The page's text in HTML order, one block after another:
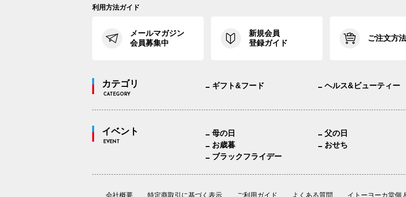
利用方法ガイド
メールマガジン
会員募集中
新規会員
登録ガイド
ご注文方法
カテゴリ
CATEGORY
ギフト&フード ヘルス&ビューティー
イベント
EVENT
母の日 父の日
お歳暮
おせち
ブラックフライデー
会社概要 特定商取引に基づく表示 ご利用ガイド よくある質問 イトーヨーカ堂個